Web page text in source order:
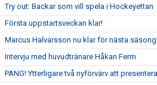
Try out: Backar som vill spela i Hockeyettan
Första uppstartsveckan klar!
Marcus Halvarsson nu klar för nästa
Intervju med huvudtränare Håkan Ferm
PANG! Ytterligare två nyförvärv att